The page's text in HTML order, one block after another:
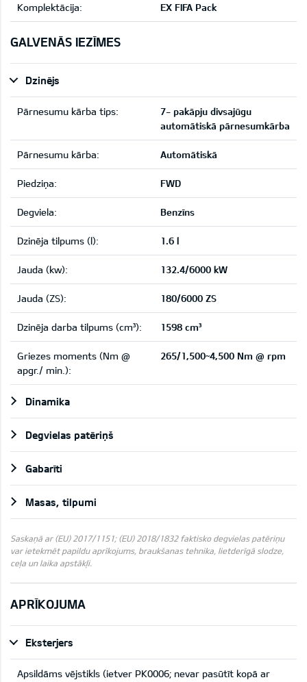
Komplektācija: EX FIFA Pack
GALVENĀS IEZĪMES
Dzinējs
Pārnesumu kārba tips:
7- pakāpju divsajūgu
automātiskā pārnesumkārba
Pārnesumu kārba: Automātiskā
Piedziņa: FWD
Degviela: Benzīns
Dzinēja tilpums (l): 1.6 l
Jauda (kw): 132.4/6000 kW
Jauda (ZS): 180/6000 ZS
Dzinēja darba tilpums (cm³): 1598 cm³
Griezes moments (Nm @
apgr./ min.):
265/1,500~4,500 Nm @ rpm
Dinamika
Degvielas patēriņš
Gabarīti
Masas, tilpumi
Saskaņā ar (EU) 2017/1151; (EU) 2018/1832 faktisko degvielas patēriņu
var ietekmēt papildu aprīkojums, braukšanas tehnika, lietderīgā slodze,
ceļa un laika apstākļi.
APRĪKOJUMA
Eksterjers
Apsildāms vējstikls (ietver PK0006; nevar pasūtīt kopā ar